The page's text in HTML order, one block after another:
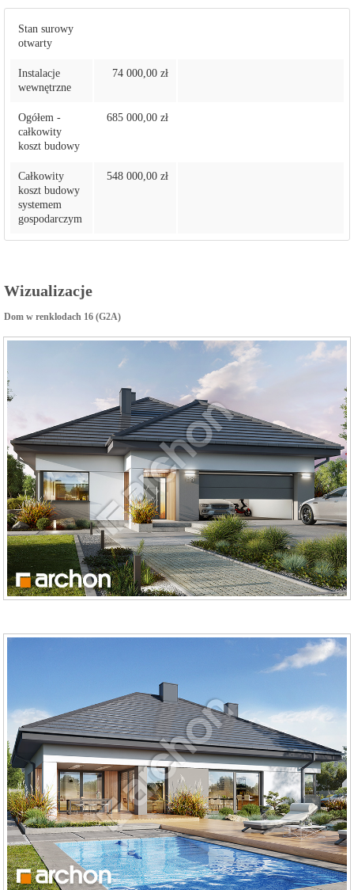
Stan surowy
otwarty
Instalacje
wewnętrzne
74 000,00 zł
Ogółem -
całkowity
koszt budowy
685 000,00 zł
Całkowity
koszt budowy
systemem
gospodarczym
548 000,00 zł
Wizualizacje
Dom w renklodach 16 (G2A)